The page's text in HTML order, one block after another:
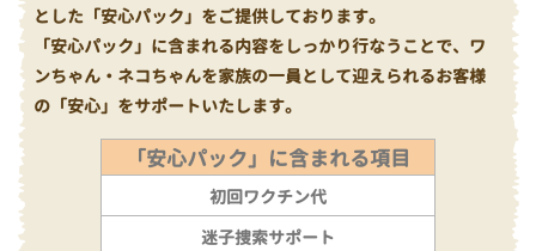
とした「安心パック」をご提供しております。
「安心パック」に含まれる内容をしっかり行なうことで、ワ
ンちゃん・ネコちゃんを家族の一員として迎えられるお客様
の「安心」をサポートいたします。
「安心パック」に含まれる項目
初回ワクチン代
迷子捜索サポート